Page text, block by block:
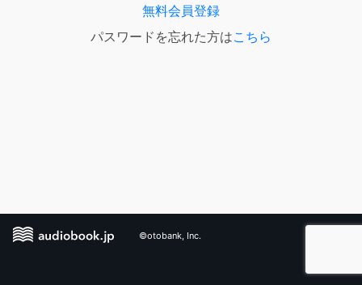
無料会員登録
パスワードを忘れた方はこちら
©otobank, Inc.